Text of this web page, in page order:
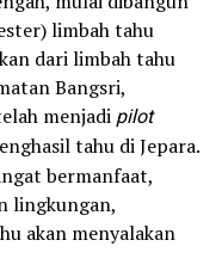
limbah tahu
dari limbah tahu
Bangsri,
menjadipilot
tahu di Jepara.
bermanfaat,
lingkungan,
akan menyalakan